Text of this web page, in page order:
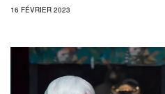
16 FÉVRIER 2023